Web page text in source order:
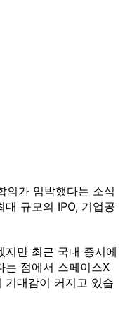
의가 임박했다는 소식
규모의 IPO, 기업공
지만 최근 국내 증시에
는 점에서 스페이스X
기대감이 커지고 있습